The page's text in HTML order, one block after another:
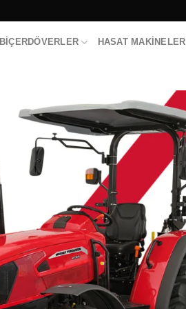
BIÇERDÖVERLER HASAT MAKINELERI